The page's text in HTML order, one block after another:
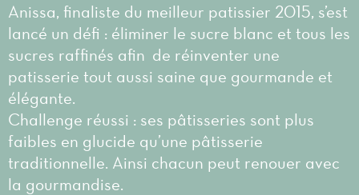
Anissa, finaliste du meilleur patissier 2015, s’est
lancé un défi : éliminer le sucre blanc et tous les
sucres raffinés afin de réinventer une
patisserie tout aussi saine que gourmande et
élégante.
Challenge réussi : ses pâtisseries sont plus
faibles en glucide qu’une pâtisserie
traditionnelle. Ainsi chacun peut renouer avec
la gourmandise.